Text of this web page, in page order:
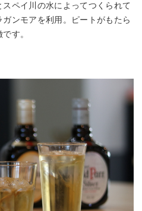
ペイ川の水によってつくられて
ンモアを利用。ピートがもたら
す。